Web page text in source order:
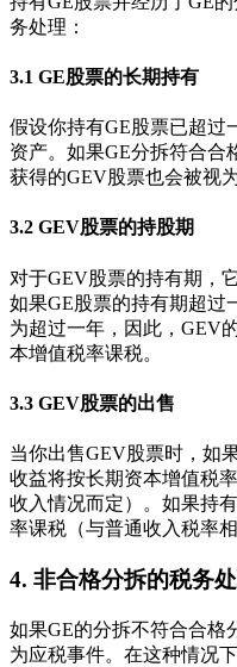
务处理：
3.1 GE股票的长期持有
假设你持有GE股票已超过
资产。如果GE分拆符合合
获得的GEV股票也会被视
3.2 GEV股票的持股期
对于GEV股票的持有期，
如果GE股票的持有期超过
为超过一年，因此，GEV
本增值税率课税。
3.3 GEV股票的出售
当你出售GEV股票时，如
收益将按长期资本增值税
收入情况而定）。如果持
率课税（与普通收入税率
4. 非合格分拆的税务
如果GE的分拆不符合合格
为应税事件。在这种情况